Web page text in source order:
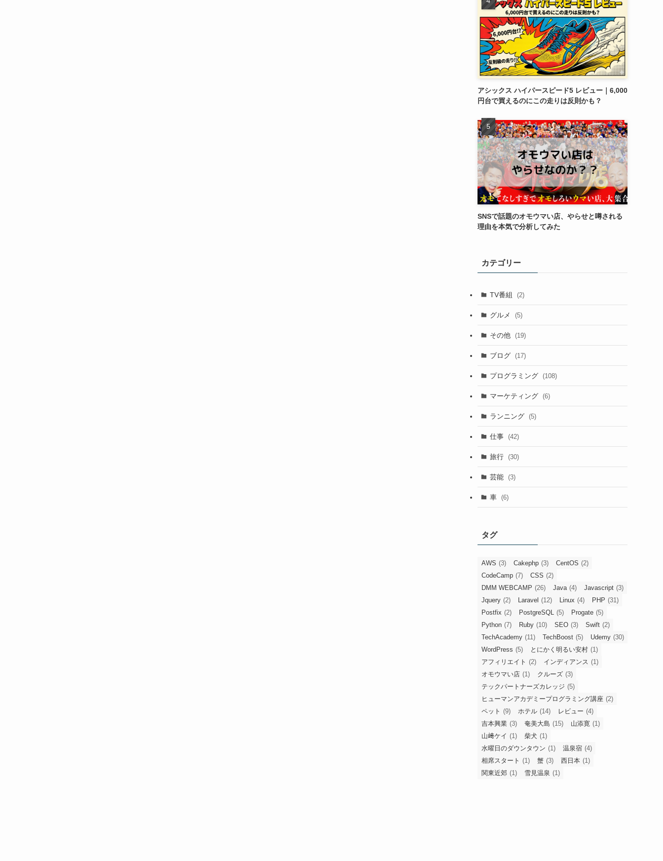
アシックス ハイパースピード5 レビュー｜6,000
円台で買えるのにこの走りは反則かも？
SNSで話題のオモウマい店、やらせと噂される
理由を本気で分析してみた
カテゴリー
TV番組 (2)
グルメ (5)
その他 (19)
ブログ (17)
プログラミング (108)
マーケティング (6)
ランニング (5)
仕事 (42)
旅行 (30)
芸能 (3)
車 (6)
タグ
AWS (3) Cakephp (3) CentOS (2)
CodeCamp (7) CSS (2)
DMM WEBCAMP (26) Java (4) Javascript (3)
Jquery (2) Laravel (12) Linux (4) PHP (31)
Postfix (2) PostgreSQL (5) Progate (5)
Python (7) Ruby (10) SEO (3) Swift (2)
TechAcademy (11) TechBoost (5) Udemy (30)
WordPress (5) とにかく明るい安村 (1)
アフィリエイト (2) インディアンス (1)
オモウマい店 (1) クルーズ (3)
テックパートナーズカレッジ (5)
ヒューマンアカデミープログラミング講座 (2)
ペット (9) ホテル (14) レビュー (4)
吉本興業 (3) 奄美大島 (15) 山添寛 (1)
山﨑ケイ (1) 柴犬 (1)
水曜日のダウンタウン (1) 温泉宿 (4)
相席スタート (1) 蟹 (3) 西日本 (1)
関東近郊 (1) 雪見温泉 (1)